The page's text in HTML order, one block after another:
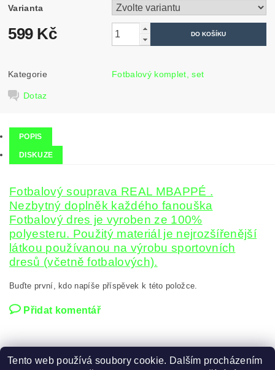
Varianta
599 Kč
Kategorie Fotbalový komplet, set
Dotaz
POPIS
DISKUZE
Fotbalový souprava REAL MBAPPÉ .
Nezbytný doplněk každého fanouška
Fotbalový dres je vyroben ze 100%
polyesteru. Použitý materiál je nejrozšířenější
látkou používanou na výrobu sportovních
dresů (včetně fotbalových).
Buďte první, kdo napíše příspěvek k této položce.
Přidat komentář
Tento web používá soubory cookie. Dalším procházením